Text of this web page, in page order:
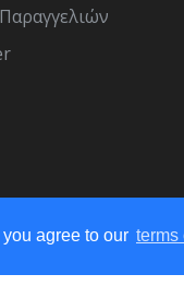
agree to our terms